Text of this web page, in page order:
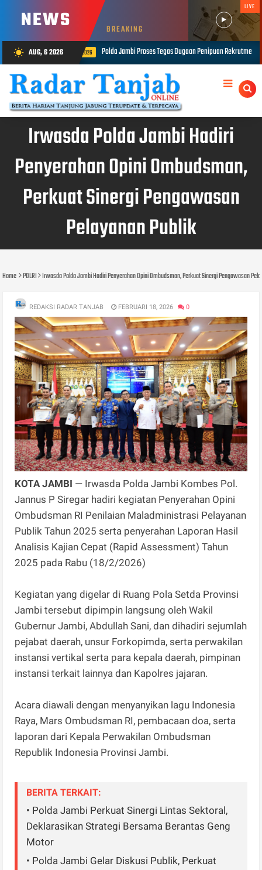
NEWS BREAKING
LIVE
wb_sunny AUG, 6 2026
Dugaan Penipuan Rekrutmen Bintara Polri, Dua Personel Diamankan AUG 06,
Irwasda Polda Jambi Hadiri
Penyerahan Opini Ombudsman,
Perkuat Sinergi Pengawasan
Pelayanan Publik
Home POLRI Irwasda Polda Jambi Hadiri Penyerahan Opini Ombudsman, Perkuat Sinergi Pengawasan
REDAKSI RADAR TANJAB FEBRUARI 18, 2026 0
KOTA JAMBI — Irwasda Polda Jambi Kombes Pol.
Jannus P Siregar hadiri kegiatan Penyerahan Opini
Ombudsman RI Penilaian Maladministrasi Pelayanan
Publik Tahun 2025 serta penyerahan Laporan Hasil
Analisis Kajian Cepat (Rapid Assessment) Tahun
2025 pada Rabu (18/2/2026)
Kegiatan yang digelar di Ruang Pola Setda Provinsi
Jambi tersebut dipimpin langsung oleh Wakil
Gubernur Jambi, Abdullah Sani, dan dihadiri sejumlah
pejabat daerah, unsur Forkopimda, serta perwakilan
instansi vertikal serta para kepala daerah, pimpinan
instansi terkait lainnya dan Kapolres jajaran.
Acara diawali dengan menyanyikan lagu Indonesia
Raya, Mars Ombudsman RI, pembacaan doa, serta
laporan dari Kepala Perwakilan Ombudsman
Republik Indonesia Provinsi Jambi.
BERITA TERKAIT:
• Polda Jambi Perkuat Sinergi Lintas Sektoral,
Deklarasikan Strategi Bersama Berantas Geng
Motor
• Polda Jambi Gelar Diskusi Publik, Perkuat